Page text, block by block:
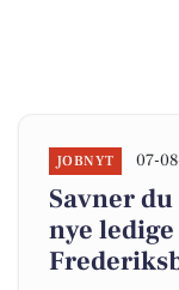
JOBNYT 07-
Savner
nye